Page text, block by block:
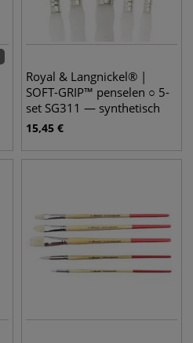
Royal & Langnickel® |
SOFT-GRIP™ penselen ○ 5-
set SG311 — synthetisch
haar
15,45 €